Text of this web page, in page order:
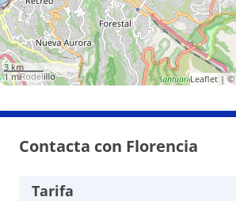
3 km
1 mi
Leaflet| ©
Contacta con Florencia
Tarifa